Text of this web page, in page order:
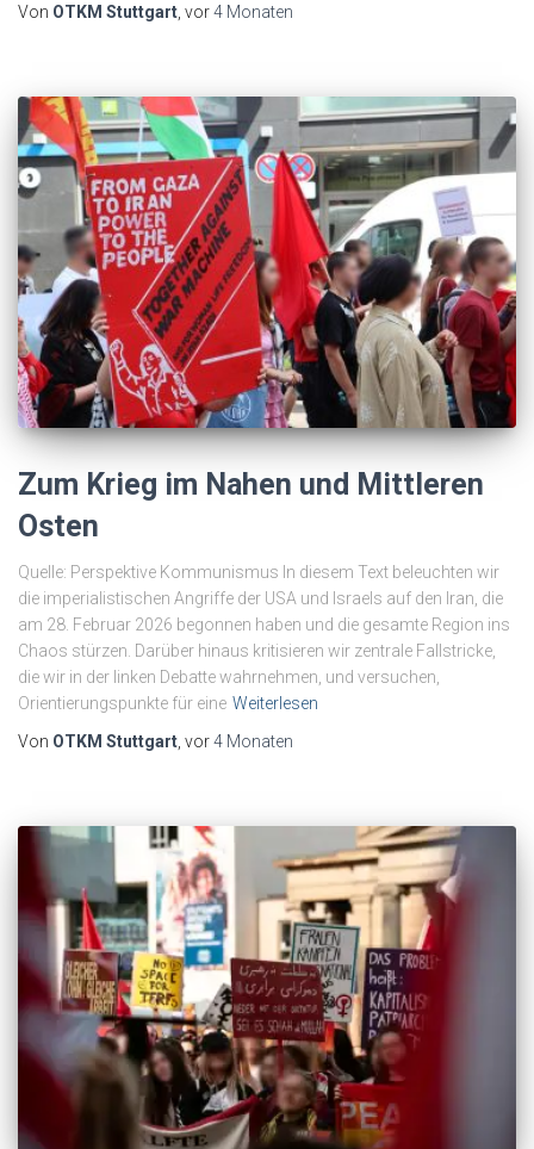
Von OTKM Stuttgart , vor4 Monaten
Zum Krieg im Nahen und Mittleren
Osten
Quelle: Perspektive Kommunismus In diesem Text beleuchten wir
die imperialistischen Angriffe der USA und Israels auf den Iran, die
am 28. Februar 2026 begonnen haben und die gesamte Region ins
Chaos stürzen. Darüber hinaus kritisieren wir zentrale Fallstricke,
die wir in der linken Debatte wahrnehmen, und versuchen,
Orientierungspunkte für eine Weiterlesen
Von OTKM Stuttgart, vor4 Monaten